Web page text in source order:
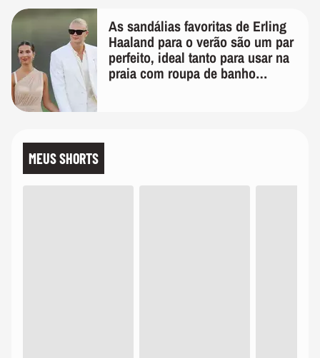
As sandálias favoritas de Erling
Haaland para o verão são um par
perfeito, ideal tanto para usar na
praia com roupa de banho
MEUS SHORTS